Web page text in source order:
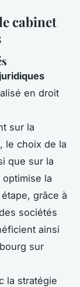
cabinet
en droit
sur la
le choix de la
que sur la
la
grâce à
sociétés
ainsi
sur
la stratégie